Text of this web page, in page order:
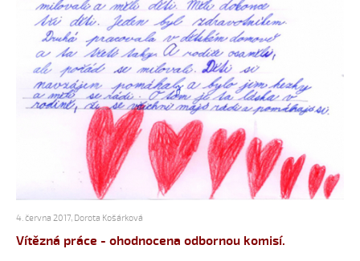
4. června 2017, Dorota Košárková
Vítězná práce - ohodnocena odbornou komisí.